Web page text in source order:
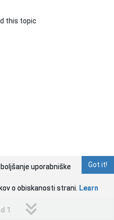
this topic
1
Got it!
uporabniške
o obiskanosti strani. Learn